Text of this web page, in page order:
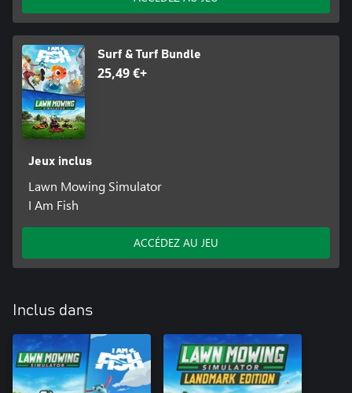
Surf & Turf Bundle
25,49 €+
Jeux inclus
Lawn Mowing Simulator
I Am Fish
ACCÉDEZ AU JEU
Inclus dans